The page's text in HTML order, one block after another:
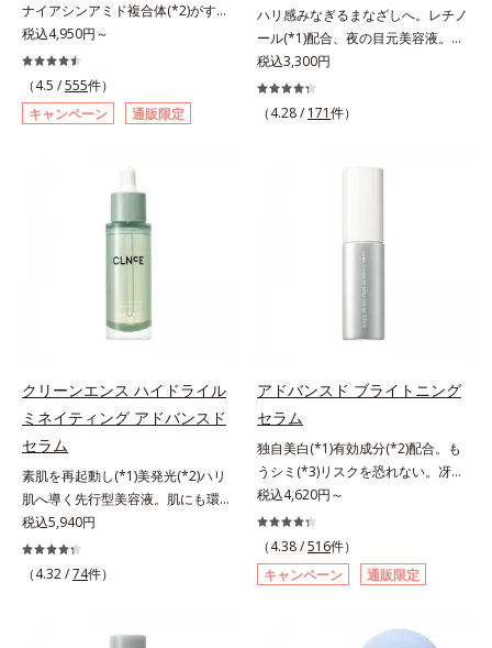
ナイアシンアミド複合体(*2)がすば
やく浸透(*3)。ピンと、パッと。大
人の肌にハリ感を。シワ改善×美白
(*1)美容液。ポーラ化成 研究所の独
自研究で見出した、速攻型ナイアシ
ンアミド複合体(*2)と浸透サポート
有効成分「ナイアシンアミド」の浸
透スピードがアップ(*5)し、浸透し
にくい大人肌の深く(*3)まで素早く
届けます。真皮のコラーゲン産生を
促進し、年齢とともに刻まれる深い
メラニン生成を防ぎ未来のシミ・ソ
バカスを予防します。さらに独自研
(*6)で大人肌にハリ感をプラス。す
るっと伸び広がるテクスチャー
で、"顔全体にご使用いただける設
計"。見えているシワはもちろん、
自分では気づきにくい死角のシワの
改善にも効果を発揮します。*1 メ
ラニンの生成を抑え、シミ・ソバカ
スを防ぐ*2 ナイアシンアミド（有
効成分）、水添大豆リン脂質、フィ
素地、ホホバアルコール、トリステ
税込4,950円～
（4.5 /555件）
キャンペーン
通販限定
ハリ感みなぎるまなざしへ。レチノ
ール(*1)配合、夜の目元美容液。オ
ルビスの目元技術を結集し、ハリ感
みなぎるまなざしへ。レチノール
(*1)配合の目元美容液です。目元悩
り、肌表面にピン！としたハリ感を
与え、さらに疑似セラミド(*3)が角
層の隙間に浸透(*4)。夜のスキンケ
アの最後にプラスすることで乾燥に
よる小ジワを目立たなくし、ハリ感
チノール配合＝保湿成分*2 パルミ
成分*3 ラウロイルグルタミン酸ジ
（フィトステリル/オクチルドデシ
ル）配合＝保湿成分*4 角層まで
税込3,300円
（4.28 / 171件）
クリーンエンス ハイドライル
ミネイティング アドバンスド
セラム
素肌を再起動し(*1)美発光(*2)ハリ
肌へ導く先行型美容液。肌にも環境
にも、いいことを——。
「CLEANENCE（クリーンエン
ス）」が目指すのは、まっさらな素
されるはずだった原料や資源を「ア
税込5,940円
（4.32 /74件）
アドバンスド ブライトニング
セラム
独自美白(*1)有効成分(*2)配合。も
うシミ(*3)リスクを恐れない。冴え
わたる透明美肌(*4)へ。先端肌科学
が導く、透明感あふれる輝き(*4)
へ。今の自分の肌も未来の肌もあき
らめない、自分史上最高の冴えわた
る透明美肌(*4)を目指すには、美肌
ミを予防するお手入れを続けること
税込4,620円～
（4.38 /516件）
キャンペーン
通販限定